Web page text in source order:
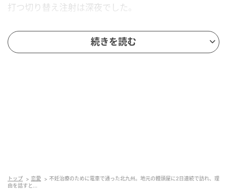
打つ切り替え注射は深夜でした。
昼から深夜までどこでどう過ごそうかと考え北九州の
知人に連絡をしてみたものの都合がつかず、駅の近く
で姪御さんがお店にいらっしゃいました。
続きを読む
トップ 恋愛
不妊治療のために電車で通った北九州。地元の饅頭屋に2日連続で訪れ、理
由を話すと...